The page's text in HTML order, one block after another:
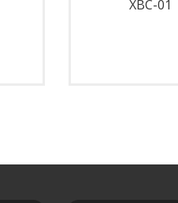
XBC-01